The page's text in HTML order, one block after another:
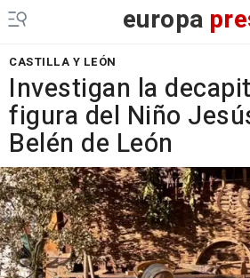
europa
CASTILLA Y LEÓN
Investigan la
figura del Niño
Belén de León